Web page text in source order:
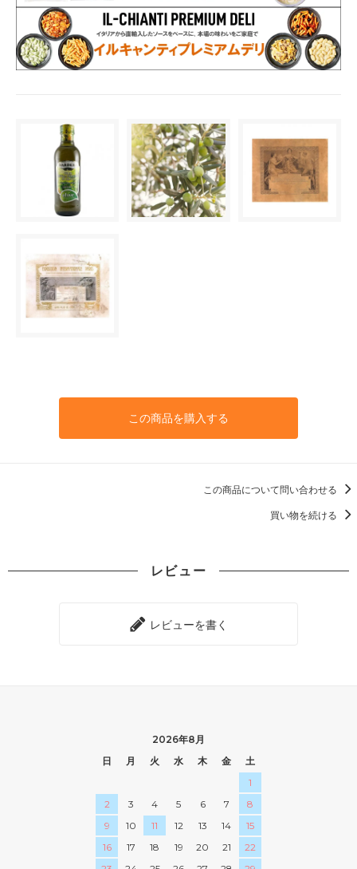
この商品を購入する
この商品について問い合わせる
買い物を続ける
レビュー
レビューを書く
2026年8月
日
月 火 水 木 金
土
1
2
3 4 5 6 7
8
9
10 11 12 13 14
15
16
17 18 19 20 21
22